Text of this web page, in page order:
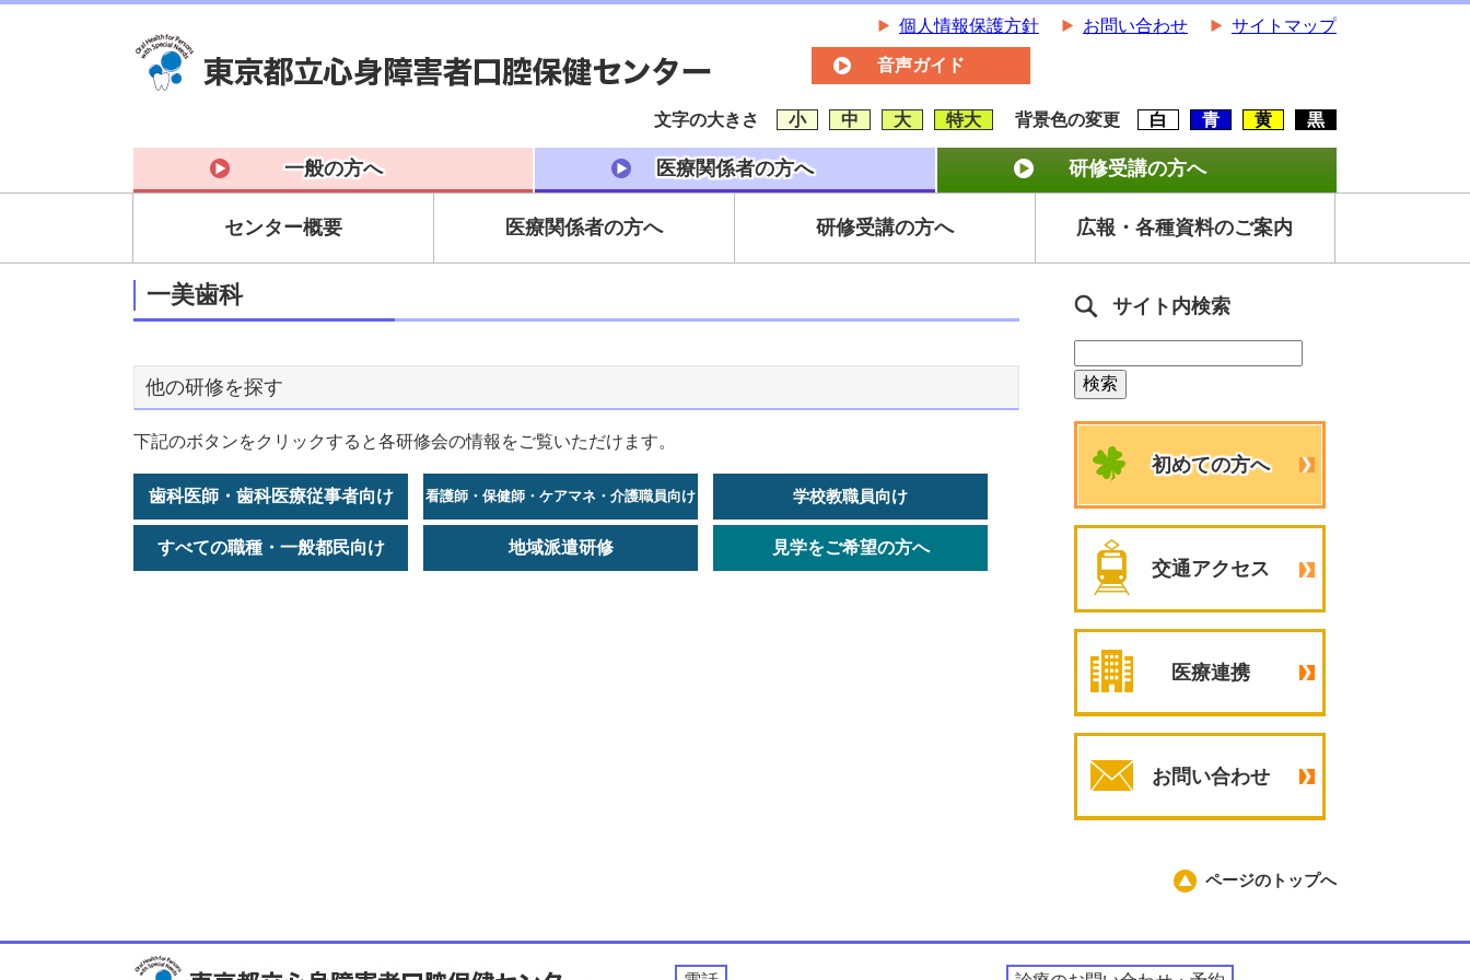
個人情報保護方針 お問い合わせ サイトマップ
音声ガイド
文字の大きさ 小 中 大 特大 背景色の変更 白 青 黄 黒
一般の方へ 医療関係者の方へ 研修受講の方へ
センター概要 医療関係者の方へ 研修受講の方へ 広報・各種資料のご案内
一美歯科
他の研修を探す
下記のボタンをクリックすると各研修会の情報をご覧いただけます。
歯科医師・歯科医療従事者向け 看護師・保健師・ケアマネ・介護職員向け 学校教職員向け
すべての職種・一般都民向け 地域派遣研修 見学をご希望の方へ
サイト内検索
初めての方へ
交通アクセス
医療連携
お問い合わせ
ページのトップへ